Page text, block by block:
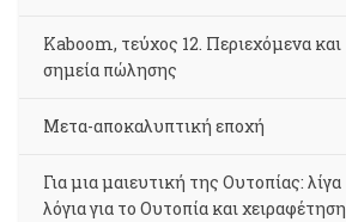
Kaboom, τεύχος 12. Περιεχόμενα και
σημεία πώλησης
Μετα-αποκαλυπτική εποχή
Για μια μαιευτική της Ουτοπίας: λίγα
λόγια για το Ουτοπία και χειραφέτηση